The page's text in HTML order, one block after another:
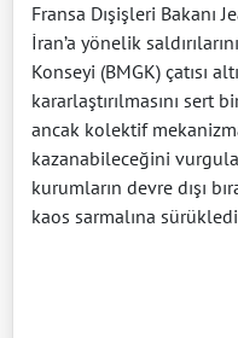
Fransa Dışişleri Bakanı
İran’a yönelik
Konseyi (BMGK) çatısı
kararlaştırılmasını sert
ancak kolektif
kazanabileceğini
kurumların devre dışı
kaos sarmalına